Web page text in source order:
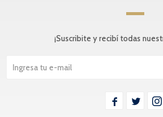
¡Suscribite y recibí todas
  